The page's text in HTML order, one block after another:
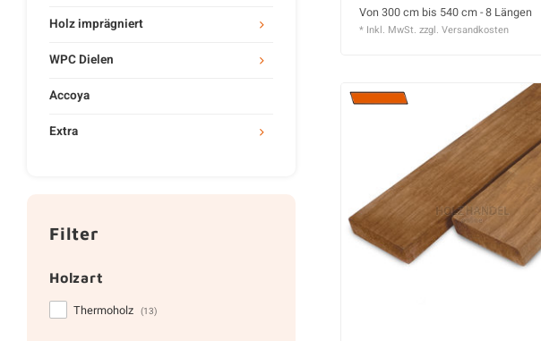
Holz imprägniert
WPC Dielen
Accoya
Extra
Filter
Holzart
Thermoholz (13)
Von 300 cm bis 540 cm - 8 Längen
* Inkl. MwSt. zzgl. Versandkosten